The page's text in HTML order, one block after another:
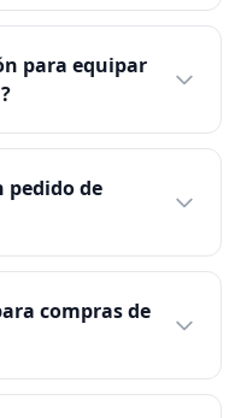
para equipar
pedido de
compras de